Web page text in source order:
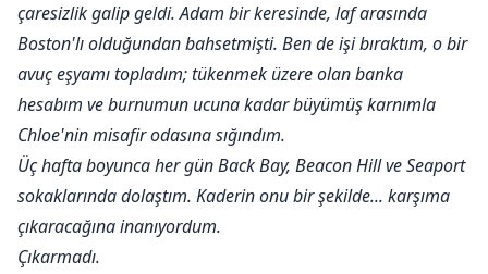
çaresizlik galip geldi. Adam bir keresinde, laf arasında
Boston'lı olduğundan bahsetmişti. Ben de işi bıraktım, o bir
avuç eşyamı topladım; tükenmek üzere olan banka
hesabım ve burnumun ucuna kadar büyümüş karnımla
Chloe'nin misafir odasına sığındım.
Üç hafta boyunca her gün Back Bay, Beacon Hill ve Seaport
sokaklarında dolaştım. Kaderin onu bir şekilde... karşıma
çıkaracağına inanıyordum.
Çıkarmadı.